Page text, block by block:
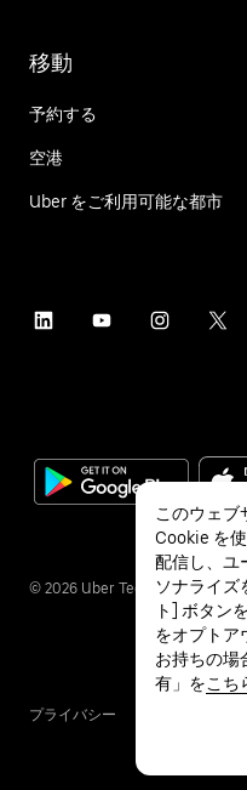
移動
予約する
空港
Uber をご利用可能な都市
© 2026 Uber Technologies Inc.
プライバシー
このウェブ
Cookie を
配信し、ユ
ソナライズ
ト] ボタン
をオプトア
お持ちの場
有」をこち